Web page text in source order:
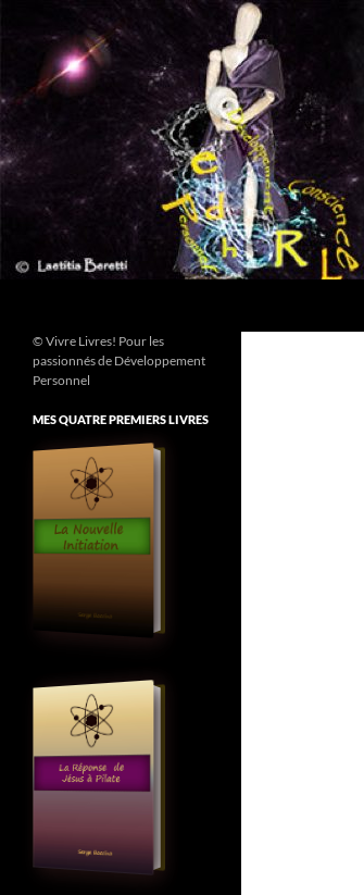
contenu
© Vivre Livres! Pour les
passionnés de Développement
Personnel
MES QUATRE PREMIERS LIVRES